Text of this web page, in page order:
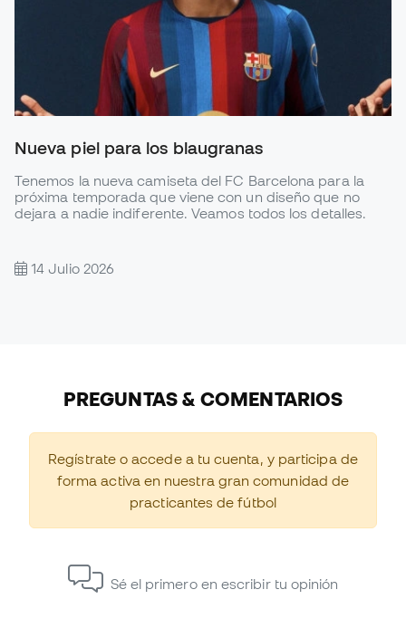
Nueva piel para los blaugranas
Tenemos la nueva camiseta del FC Barcelona para la
próxima temporada que viene con un diseño que no
dejara a nadie indiferente. Veamos todos los detalles.
14 Julio 2026
PREGUNTAS & COMENTARIOS
Regístrate o accede a tu cuenta, y participa de
forma activa en nuestra gran comunidad de
practicantes de fútbol
Sé el primero en escribir tu opinión